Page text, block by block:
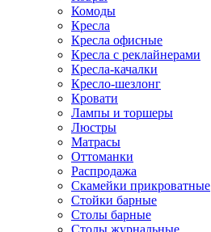
Комоды
Кресла
Кресла офисные
Кресла с реклайнерами
Кресла-качалки
Кресло-шезлонг
Кровати
Лампы и торшеры
Люстры
Матрасы
Оттоманки
Распродажа
Скамейки прикроватные
Стойки барные
Столы барные
Столы журнальные